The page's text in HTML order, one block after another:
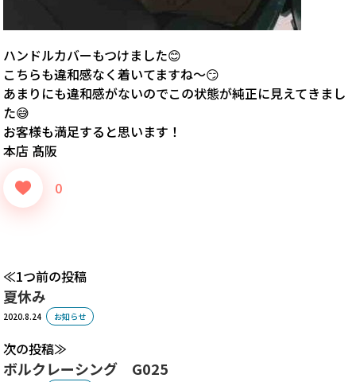
ハンドルカバーもつけました😊
こちらも違和感なく着いてますね〜😏
あまりにも違和感がないのでこの状態が純正に見えてきまし
た😅
お客様も満足すると思います！
本店 髙阪
0
1つ前の投稿
夏休み
2020.8.24 お知らせ
次の投稿
ボルクレーシング G025